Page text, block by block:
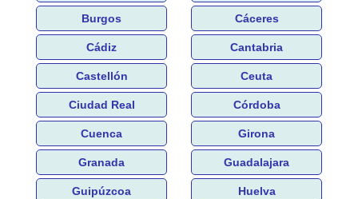
Burgos Cáceres
Cádiz Cantabria
Castellón Ceuta
Ciudad Real Córdoba
Cuenca Girona
Granada Guadalajara
Guipúzcoa Huelva